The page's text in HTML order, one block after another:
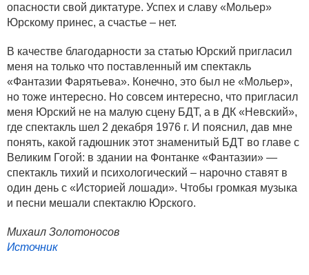
опасности свой диктатуре. Успех и славу «Мольер»
Юрскому принес, а счастье – нет.
В качестве благодарности за статью Юрский пригласил
меня на только что поставленный им спектакль
«Фантазии Фарятьева». Конечно, это был не «Мольер»,
но тоже интересно. Но совсем интересно, что пригласил
меня Юрский не на малую сцену БДТ, а в ДК «Невский»,
где спектакль шел 2 декабря 1976 г. И пояснил, дав мне
понять, какой гадюшник этот знаменитый БДТ во главе с
Великим Гогой: в здании на Фонтанке «Фантазии» —
спектакль тихий и психологический – нарочно ставят в
один день с «Историей лошади». Чтобы громкая музыка
и песни мешали спектаклю Юрского.
Михаил Золотоносов
Источник